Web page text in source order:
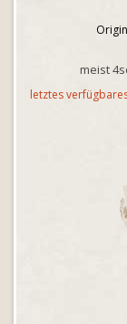
meist
letztes